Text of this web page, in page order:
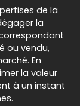
de la
la
ou vendu,
En
la valeur
à un instant